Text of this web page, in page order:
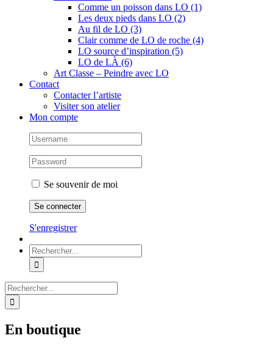
Comme un poisson dans LO (1)
Les deux pieds dans LO (2)
Au fil de LO (3)
Clair comme de LO de roche (4)
LO source d’inspiration (5)
LO de LÀ (6)
Art Classe – Peindre avec LO
Contact
Contacter l’artiste
Visiter son atelier
Mon compte
Se souvenir de moi
S'enregistrer
Rechercher:
Rechercher:
En boutique